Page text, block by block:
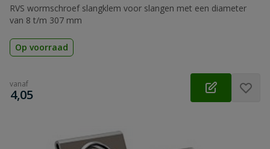
RVS wormschroef slangklem voor slangen met een diameter
van 8 t/m 307 mm
Op voorraad
vanaf
€
4,05